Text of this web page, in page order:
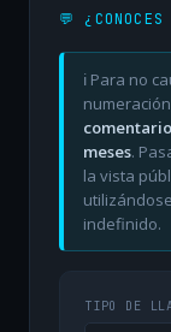
💬 ¿CONOCES
ℹ️ Para no
meses.
la vista
indefinido.
TIPO DE